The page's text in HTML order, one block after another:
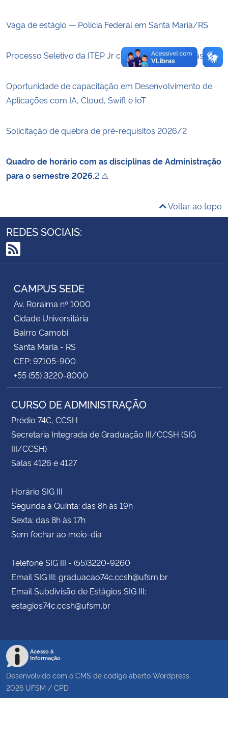
Vaga de estágio — Polícia Federal em Santa Maria/RS
Processo Seletivo da ITEP Jr com inscrições abertas
Oportunidade de capacitação em Desenvolvimento de
Aplicações com IA, Cloud, Swift e IoT
Solicitação de quebra de pré-requisitos 2026/2
Quadro de horário com as disciplinas de Administração
para o semestre 2026.2 ⚠
Voltar ao topo
REDES SOCIAIS:
RSS
CAMPUS SEDE
Av. Roraima nº 1000
Cidade Universitária
Bairro Camobi
Santa Maria - RS
CEP: 97105-900
+55 (55) 3220-8000
CURSO DE ADMINISTRAÇÃO
Prédio 74C, CCSH
Secretaria Integrada de Graduação III/CCSH (SIG
III/CCSH)
Salas 4126 e 4127
Horário SIG III
Segunda à Quinta: das 8h às 19h
Sexta: das 8h às 17h
Sem fechar ao meio-dia
Telefone SIG III - (55)3220-9260
Email SIG III: graduacao74c.ccsh@ufsm.br
Email Subdivisão de Estágios SIG III:
estagios74c.ccsh@ufsm.br
Acesso à
Informação
Desenvolvido com o CMS de código aberto Wordpress
2026 UFSM / CPD